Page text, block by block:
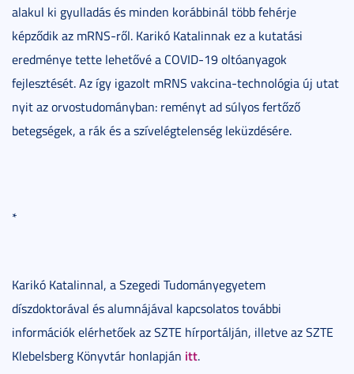
alakul ki gyulladás és minden korábbinál több fehérje
képződik az mRNS-ről. Karikó Katalinnak ez a kutatási
eredménye tette lehetővé a COVID-19 oltóanyagok
fejlesztését. Az így igazolt mRNS vakcina-technológia új utat
nyit az orvostudományban: reményt ad súlyos fertőző
betegségek, a rák és a szívelégtelenség leküzdésére.
*
Karikó Katalinnal, a Szegedi Tudományegyetem
díszdoktorával és alumnájával kapcsolatos további
információk elérhetőek az SZTE hírportálján, illetve az SZTE
Klebelsberg Könyvtár honlapján itt.